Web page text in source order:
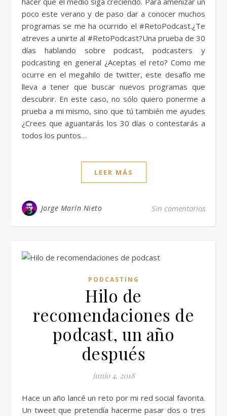
poco este verano y de paso dar a conocer muchos
programas se me ha ocurrido el #RetoPodcast.¿Te
atreves a unirte al #RetoPodcast?Una prueba de 30
días hablando sobre podcast, podcasters y
podcasting en general ¿Aceptas el reto? Como me
ocurre en el megahilo de twitter, este desafío me
lleva a tener que buscar nuevos programas que
descubrir. En este caso, no sólo quiero ponerme a
prueba a mi mismo, sino que tú también me ayudes
¿Crees que aguantarás los 30 días o contestarás a
todos los puntos…
LEER MÁS
Jorge Marín Nieto Sin comentarios
PODCASTING
Hilo de
recomendaciones de
podcast, un año
después
junio 4, 2018
Hace un año lancé un reto por mi red social favorita.
Un tweet que pretendía hacerme pasar dos o tres